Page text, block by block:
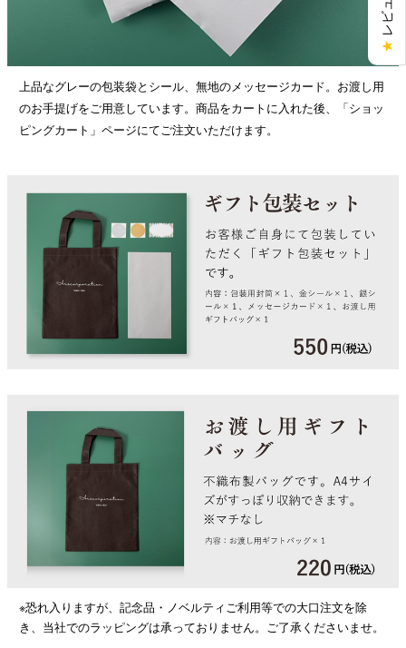
上品なグレーの包装袋とシール、無地のメッセージカード。お渡し用
のお手提げをご用意しています。商品をカートに入れた後、「ショッ
ピングカート」ページにてご注文いただけます。
※恐れ入りますが、記念品・ノベルティご利用等での大口注文を除
き、当社でのラッピングは承っておりません。ご了承くださいませ。
★